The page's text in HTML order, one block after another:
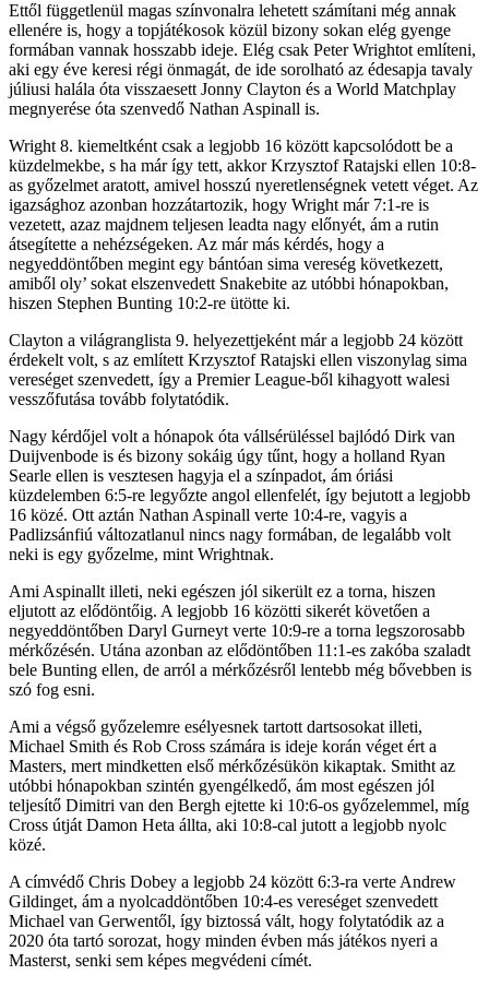
Ettől függetlenül magas színvonalra lehetett számítani még annak
ellenére is, hogy a topjátékosok közül bizony sokan elég gyenge
formában vannak hosszabb ideje. Elég csak Peter Wrightot említeni,
aki egy éve keresi régi önmagát, de ide sorolható az édesapja tavaly
júliusi halála óta visszaesett Jonny Clayton és a World Matchplay
megnyerése óta szenvedő Nathan Aspinall is.
Wright 8. kiemeltként csak a legjobb 16 között kapcsolódott be a
küzdelmekbe, s ha már így tett, akkor Krzysztof Ratajski ellen 10:8-
as győzelmet aratott, amivel hosszú nyeretlenségnek vetett véget. Az
igazsághoz azonban hozzátartozik, hogy Wright már 7:1-re is
vezetett, azaz majdnem teljesen leadta nagy előnyét, ám a rutin
átsegítette a nehézségeken. Az már más kérdés, hogy a
negyeddöntőben megint egy bántóan sima vereség következett,
amiből oly’ sokat elszenvedett Snakebite az utóbbi hónapokban,
hiszen Stephen Bunting 10:2-re ütötte ki.
Clayton a világranglista 9. helyezettjeként már a legjobb 24 között
érdekelt volt, s az említett Krzysztof Ratajski ellen viszonylag sima
vereséget szenvedett, így a Premier League-ből kihagyott walesi
vesszőfutása tovább folytatódik.
Nagy kérdőjel volt a hónapok óta vállsérüléssel bajlódó Dirk van
Duijvenbode is és bizony sokáig úgy tűnt, hogy a holland Ryan
Searle ellen is vesztesen hagyja el a színpadot, ám óriási
küzdelemben 6:5-re legyőzte angol ellenfelét, így bejutott a legjobb
16 közé. Ott aztán Nathan Aspinall verte 10:4-re, vagyis a
Padlizsánfiú változatlanul nincs nagy formában, de legalább volt
neki is egy győzelme, mint Wrightnak.
Ami Aspinallt illeti, neki egészen jól sikerült ez a torna, hiszen
eljutott az elődöntőig. A legjobb 16 közötti sikerét követően a
negyeddöntőben Daryl Gurneyt verte 10:9-re a torna legszorosabb
mérkőzésén. Utána azonban az elődöntőben 11:1-es zakóba szaladt
bele Bunting ellen, de arról a mérkőzésről lentebb még bővebben is
szó fog esni.
Ami a végső győzelemre esélyesnek tartott dartsosokat illeti,
Michael Smith és Rob Cross számára is ideje korán véget ért a
Masters, mert mindketten első mérkőzésükön kikaptak. Smitht az
utóbbi hónapokban szintén gyengélkedő, ám most egészen jól
teljesítő Dimitri van den Bergh ejtette ki 10:6-os győzelemmel, míg
Cross útját Damon Heta állta, aki 10:8-cal jutott a legjobb nyolc
közé.
A címvédő Chris Dobey a legjobb 24 között 6:3-ra verte Andrew
Gildinget, ám a nyolcaddöntőben 10:4-es vereséget szenvedett
Michael van Gerwentől, így biztossá vált, hogy folytatódik az a
2020 óta tartó sorozat, hogy minden évben más játékos nyeri a
Masterst, senki sem képes megvédeni címét.